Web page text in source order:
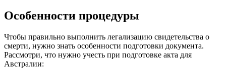
Особенности процедуры
Чтобы правильно выполнить легализацию свидетельства о
смерти, нужно знать особенности подготовки документа.
Рассмотри, что нужно учесть при подготовке акта для
Австралии: